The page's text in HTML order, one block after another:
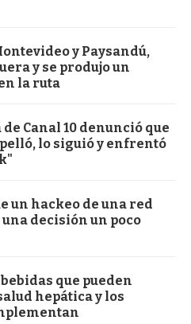
y Paysandú,
y se produjo un
la ruta
Canal 10 denunció que
lo siguió y enfrentó
un hackeo de una red
decisión un poco
que pueden
hepática y los